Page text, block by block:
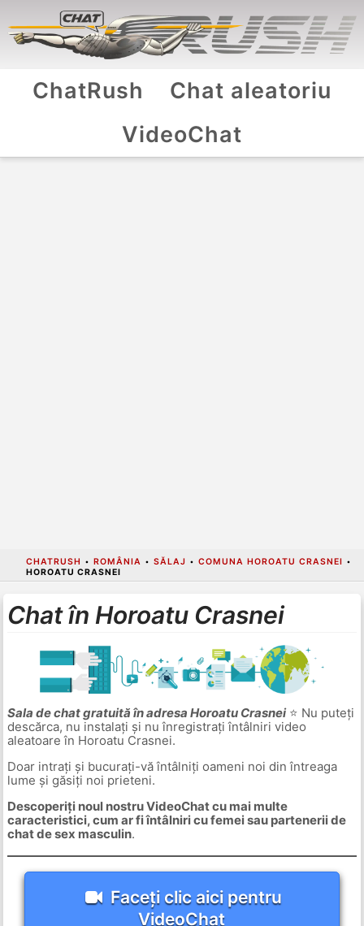
ChatRush
Chat aleatoriu
VideoChat
CHATRUSH • ROMÂNIA • SĂLAJ • COMUNA HOROATU CRASNEI •
HOROATU CRASNEI
Chat în Horoatu Crasnei
Sala de chat gratuită în adresa Horoatu Crasnei⭐ Nu puteți
descărca, nu instalați și nu înregistrați întâlniri video
aleatoare în Horoatu Crasnei.
Doar intrați și bucurați-vă întâlniți oameni noi din întreaga
lume și găsiți noi prieteni.
Descoperiți noul nostru VideoChat cu mai multe
caracteristici, cum ar fi întâlniri cu femei sau partenerii de
chat de sex masculin.
Faceți clic aici pentru
VideoChat